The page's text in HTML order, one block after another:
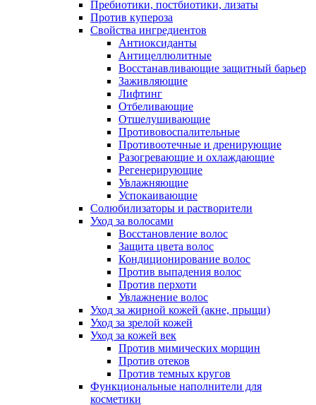
Пребиотики, постбиотики, лизаты
Против купероза
Свойства ингредиентов
Антиоксиданты
Антицеллюлитные
Восстанавливающие защитный барьер
Заживляющие
Лифтинг
Отбеливающие
Отшелушивающие
Противовоспалительные
Противоотечные и дренирующие
Разогревающие и охлаждающие
Регенерирующие
Увлажняющие
Успокаивающие
Солюбилизаторы и растворители
Уход за волосами
Восстановление волос
Защита цвета волос
Кондиционирование волос
Против выпадения волос
Против перхоти
Увлажнение волос
Уход за жирной кожей (акне, прыщи)
Уход за зрелой кожей
Уход за кожей век
Против мимических морщин
Против отеков
Против темных кругов
Функциональные наполнители для
косметики